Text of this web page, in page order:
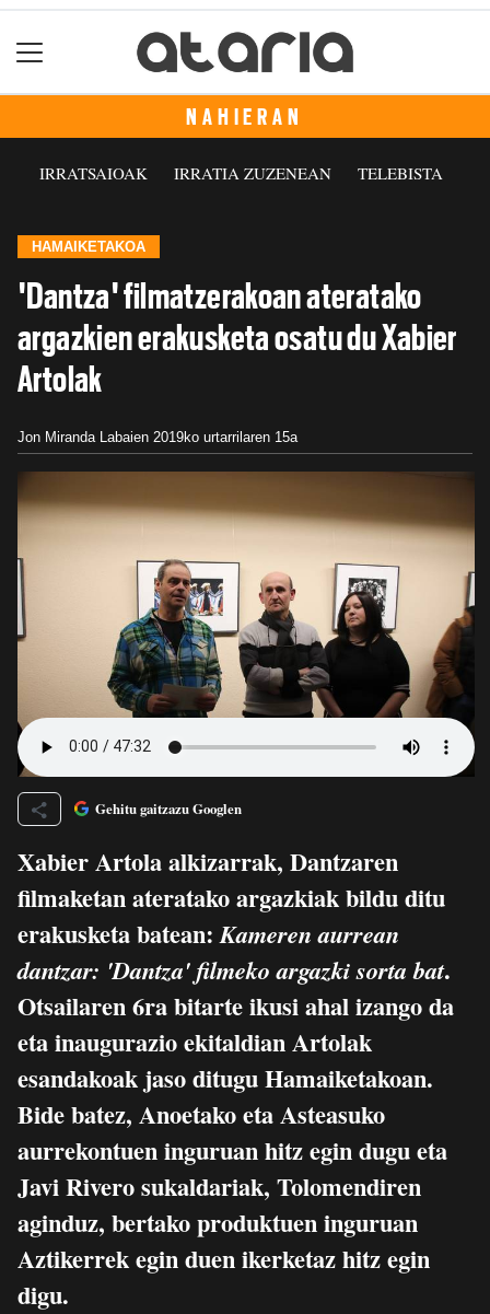
NAHIERAN
IRRATSAIOAK IRRATIA ZUZENEAN TELEBISTA
HAMAIKETAKOA
'Dantza' filmatzerakoan ateratako
argazkien erakusketa osatu du Xabier
Artolak
Jon Miranda Labaien 2019ko urtarrilaren 15a
Gehitu gaitzazu Googlen
Xabier Artola alkizarrak, Dantzaren
filmaketan ateratako argazkiak bildu ditu
erakusketa batean:Kameren aurrean
dantzar: 'Dantza' filmeko argazki sorta bat.
Otsailaren 6ra bitarte ikusi ahal izango da
eta inaugurazio ekitaldian Artolak
esandakoak jaso ditugu Hamaiketakoan.
Bide batez, Anoetako eta Asteasuko
aurrekontuen inguruan hitz egin dugu eta
Javi Rivero sukaldariak, Tolomendiren
aginduz, bertako produktuen inguruan
Aztikerrek egin duen ikerketaz hitz egin
digu.